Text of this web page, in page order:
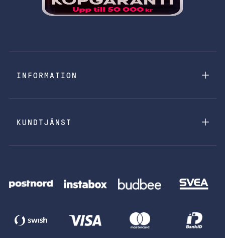
INFORMATION
KUNDTJÄNST